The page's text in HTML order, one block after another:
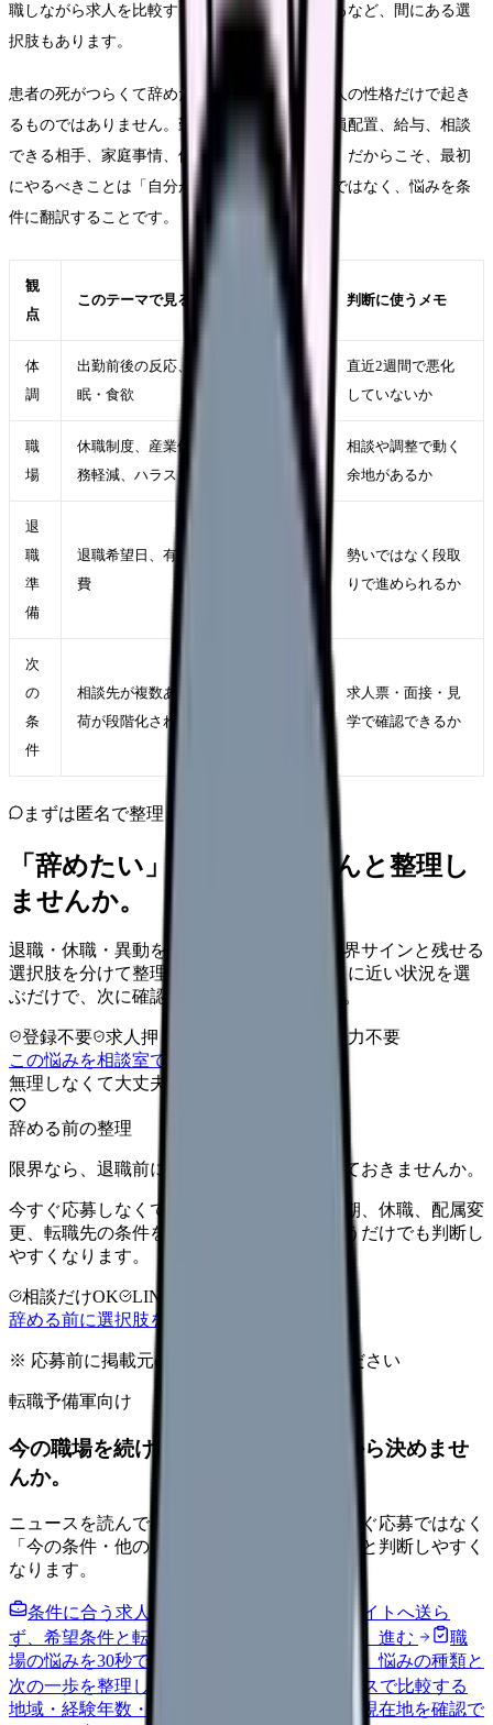
職しながら求人を比較する、退職時期を調整するなど、間にある選
択肢もあります。
患者の死がつらくて辞めたいという悩みは、本人の性格だけで起き
るものではありません。勤務表、教育体制、人員配置、給与、相談
できる相手、家庭事情、体調の波が重なります。だからこそ、最初
にやるべきことは「自分が弱い」と決めることではなく、悩みを条
件に翻訳することです。
観
点
このテーマで見ること 判断に使うメモ
体
調
出勤前後の反応、休日の回復、睡
眠・食欲
直近2週間で悪化
していないか
職
場
休職制度、産業保健、配置転換、勤
務軽減、ハラスメント相談窓口
相談や調整で動く
余地があるか
退
職
準
備
退職希望日、有休、引き継ぎ、生活
費
勢いではなく段取
りで進められるか
次
の
条
件
相談先が複数ある、教育や夜勤の負
荷が段階化されている職場
求人票・面接・見
学で確認できるか
まずは匿名で整理
「辞めたい」を、カンゴさんと整理し
ませんか。
退職・休職・異動を急いで決める前に、限界サインと残せる
選択肢を分けて整理します。 「辞めたい」に近い状況を選
ぶだけで、次に確認することまで進めます。
登録不要 求人押し売りなし
病院名は入力不要
この悩みを相談室で整理する
無理しなくて大丈夫
辞める前の整理
限界なら、退職前に次の逃げ道だけ確保しておきませんか。
今すぐ応募しなくても大丈夫です。退職時期、休職、配属変
更、転職先の条件を第三者に整理してもらうだけでも判断し
やすくなります。
相談だけOK LINE相談OK
辞める前に選択肢を確認する
※ 応募前に掲載元の最新情報を確認してください
転職予備軍向け
今の職場を続けるか、条件を比べてから決めませ
んか。
ニュースを読んで不安が強くなった時は、すぐ応募ではなく
「今の条件・他の選択肢・相談先」を分けると判断しやすく
なります。
条件に合う求人通知を受け取る
外部転職サイトへ送ら
ず、希望条件と転職時期を自社で預かります。 進む
職
場の悩みを30秒で診断
辞めるべきか迷う前に、悩みの種類と
次の一歩を整理します。
給料コンパスで比較する
地域・経験年数・施設形態から、今の給料の現在地を確認で